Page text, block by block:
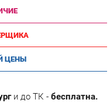
и до ТК -бесплатна.